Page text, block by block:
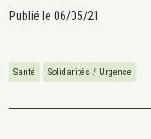
Publié le 06/05/21
Santé Solidarités / Urgence